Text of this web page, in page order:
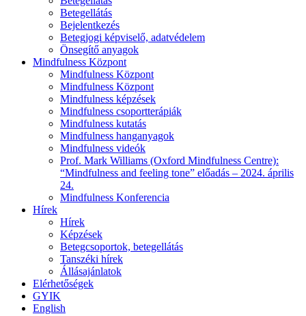
Betegellátás
Bejelentkezés
Betegjogi képviselő, adatvédelem
Önsegítő anyagok
Mindfulness Központ
Mindfulness Központ
Mindfulness Központ
Mindfulness képzések
Mindfulness csoportterápiák
Mindfulness kutatás
Mindfulness hanganyagok
Mindfulness videók
Prof. Mark Williams (Oxford Mindfulness Centre):
“Mindfulness and feeling tone” előadás – 2024. április
24.
Mindfulness Konferencia
Hírek
Hírek
Képzések
Betegcsoportok, betegellátás
Tanszéki hírek
Állásajánlatok
Elérhetőségek
GYIK
English